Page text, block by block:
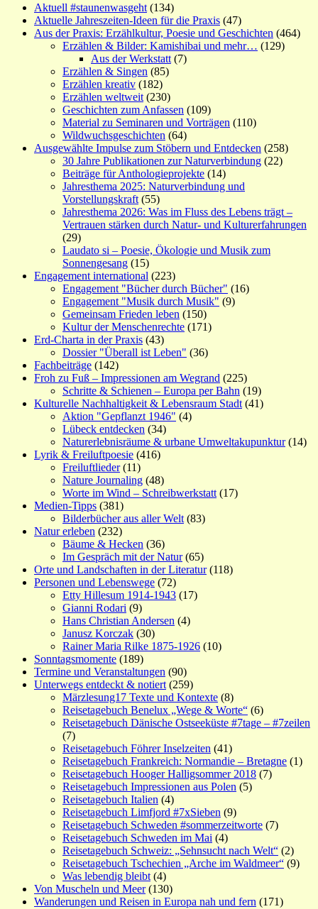
Aktuell #staunenwasgeht (134)
Aktuelle Jahreszeiten-Ideen für die Praxis (47)
Aus der Praxis: Erzählkultur, Poesie und Geschichten (464)
Erzählen & Bilder: Kamishibai und mehr… (129)
Aus der Werkstatt (7)
Erzählen & Singen (85)
Erzählen kreativ (182)
Erzählen weltweit (230)
Geschichten zum Anfassen (109)
Material zu Seminaren und Vorträgen (110)
Wildwuchsgeschichten (64)
Ausgewählte Impulse zum Stöbern und Entdecken (258)
30 Jahre Publikationen zur Naturverbindung (22)
Beiträge für Anthologieprojekte (14)
Jahresthema 2025: Naturverbindung und
Vorstellungskraft (55)
Jahresthema 2026: Was im Fluss des Lebens trägt –
Vertrauen stärken durch Natur- und Kulturerfahrungen
(29)
Laudato si – Poesie, Ökologie und Musik zum
Sonnengesang (15)
Engagement international (223)
Engagement "Bücher durch Bücher" (16)
Engagement "Musik durch Musik" (9)
Gemeinsam Frieden leben (150)
Kultur der Menschenrechte (171)
Erd-Charta in der Praxis (43)
Dossier "Überall ist Leben" (36)
Fachbeiträge (142)
Froh zu Fuß – Impressionen am Wegrand (225)
Schritte & Schienen – Europa per Bahn (19)
Kulturelle Nachhaltigkeit & Lebensraum Stadt (41)
Aktion "Gepflanzt 1946" (4)
Lübeck entdecken (34)
Naturerlebnisräume & urbane Umweltakupunktur(14)
Lyrik & Freiluftpoesie (416)
Freiluftlieder(11)
Nature Journaling (48)
Worte im Wind – Schreibwerkstatt (17)
Medien-Tipps (381)
Bilderbücher aus aller Welt (83)
Natur erleben (232)
Bäume & Hecken (36)
Im Gespräch mit der Natur(65)
Orte und Landschaften in der Literatur(118)
Personen und Lebenswege (72)
Etty Hillesum 1914-1943 (17)
Gianni Rodari (9)
Hans Christian Andersen (4)
Janusz Korczak (30)
Rainer Maria Rilke 1875-1926 (10)
Sonntagsmomente (189)
Termine und Veranstaltungen (90)
Unterwegs entdeckt & notiert (259)
Märzlesung17 Texte und Kontexte (8)
Reisetagebuch Benelux „Wege & Worte“ (6)
Reisetagebuch Dänische Ostseeküste #7tage – #7zeilen
(7)
Reisetagebuch Föhrer Inselzeiten (41)
Reisetagebuch Frankreich: Normandie – Bretagne (1)
Reisetagebuch Hooger Halligsommer 2018 (7)
Reisetagebuch Impressionen aus Polen (5)
Reisetagebuch Italien (4)
Reisetagebuch Limfjord #7xSieben (9)
Reisetagebuch Schweden #sommerzeitworte (7)
Reisetagebuch Schweden im Mai (4)
Reisetagebuch Schweiz: „Sehnsucht nach Welt“ (2)
Reisetagebuch Tschechien „Arche im Waldmeer“ (9)
Was lebendig bleibt (4)
Von Muscheln und Meer(130)
Wanderungen und Reisen in Europa nah und fern (171)